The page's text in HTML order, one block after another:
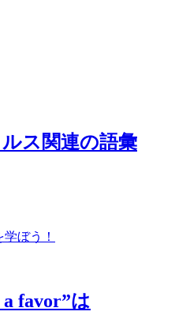
ス関連の語彙
ぼう！
a favor”は